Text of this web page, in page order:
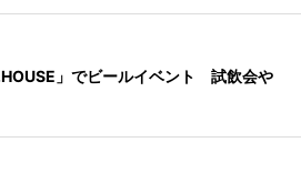
」でビールイベント 試飲会や